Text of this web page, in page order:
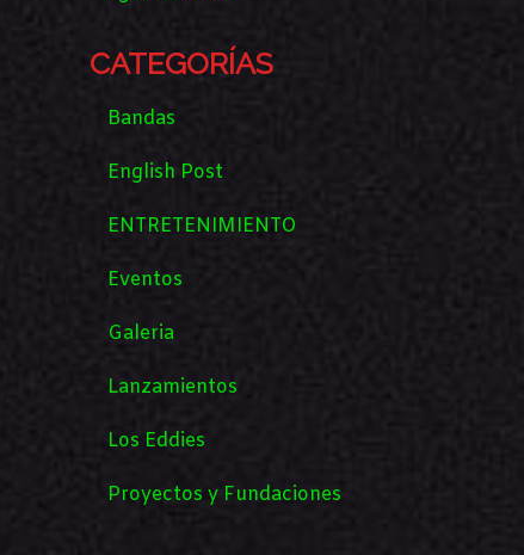
CATEGORÍAS
Bandas
English Post
ENTRETENIMIENTO
Eventos
Galeria
Lanzamientos
Los Eddies
Proyectos y Fundaciones